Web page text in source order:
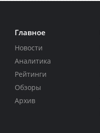
Главное
Новости
Аналитика
Рейтинги
Обзоры
Архив